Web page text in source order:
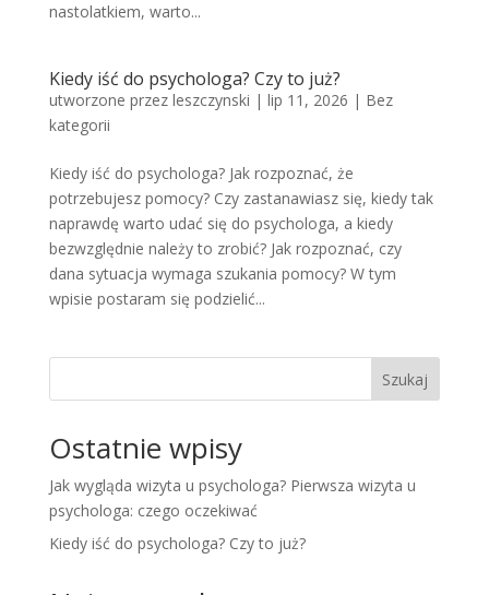
nastolatkiem, warto...
Kiedy iść do psychologa? Czy to już?
utworzone przez leszczynski | lip 11, 2026 | Bez
kategorii
Kiedy iść do psychologa? Jak rozpoznać, że
potrzebujesz pomocy? Czy zastanawiasz się, kiedy tak
naprawdę warto udać się do psychologa, a kiedy
bezwzględnie należy to zrobić? Jak rozpoznać, czy
dana sytuacja wymaga szukania pomocy? W tym
wpisie postaram się podzielić...
Szukaj
Ostatnie wpisy
Jak wygląda wizyta u psychologa? Pierwsza wizyta u
psychologa: czego oczekiwać
Kiedy iść do psychologa? Czy to już?